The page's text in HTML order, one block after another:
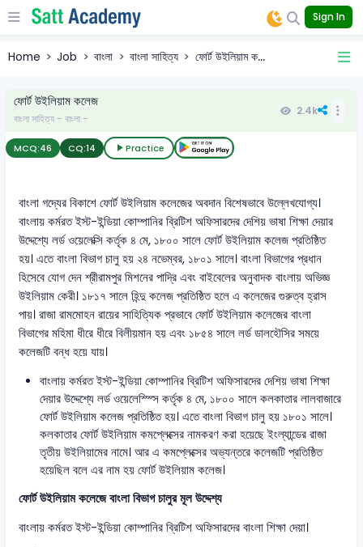
Sign In
Home Job বাংলা বাংলা সাহিত্য ফোর্ট উইলিয়াম ক...
ফোর্ট উইলিয়াম কলেজ
বাংলা সাহিত্য - বাংলা -
2.4k
MCQ:46 CQ:14 Practice
বাংলা গদ্যের বিকাশে ফোর্ট উইলিয়াম কলেজের অবদান বিশেষভাবে উল্লেখযোগ্য।
বাংলায় কর্মরত ইস্ট-ইন্ডিয়া কোম্পানির ব্রিটিশ অফিসারদের দেশিয় ভাষা শিক্ষা দেয়ার
উদ্দেশ্যে লর্ড ওয়েলেক্সি কর্তৃক ৪ মে, ১৮০০ সালে ফোর্ট উইলিয়াম কলেজ প্রতিষ্ঠিত
হয়। এতে বাংলা বিভাগ চালু হয় ২৪ নভেম্বর, ১৮০১ সালে। বাংলা বিভাগের প্রধান
হিসেবে যোগ দেন শ্রীরামপুর মিশনের পাদ্রি এবং বাইবেলের অনুবাদক বাংলায় অভিজ্ঞ
উইলিয়াম কেরী। ১৮১৭ সালে হিন্দু কলেজ প্রতিষ্ঠিত হলে এ কলেজের গুরুত্ব হ্রাস
পায়। রাজা রামমোহন রায়ের সাহিত্যিক প্রভাবে ফোর্ট উইলিয়াম কলেজের বাংলা
বিভাগের মহিমা ধীরে ধীরে বিলীয়মান হয় এবং ১৮৫৪ সালে লর্ড ডালহৌসির সময়ে
কলেজটি বন্ধ হয়ে যায়।
বাংলায় কর্মরত ইস্ট-ইন্ডিয়া কোম্পানির ব্রিটিশ অফিসারদের দেশিয় ভাষা শিক্ষা
দেয়ার উদ্দেশ্যে লর্ড ওয়েলেস্স্সি কর্তৃক ৪ মে, ১৮০০ সালে কলকাতার লালবাজারে
ফোর্ট উইলিয়াম কলেজ প্রতিষ্ঠিত হয়। এতে বাংলা বিভাগ চালু হয় ১৮০১ সালে।
কলকাতার ফোর্ট উইলিয়াম কমপ্লেক্সের নামকরণ করা হয়েছে ইংল্যান্ডের রাজা
তৃতীয় উইলিয়ামের নামে। আর এ কমপ্লেক্সের অভ্যন্তরে কলেজটি প্রতিষ্ঠিত
হয়েছিল বলে এর নাম হয় ফোর্ট উইলিয়াম কলেজ।
ফোর্ট উইলিয়াম কলেজে বাংলা বিভাগ চালুর মূল উদ্দেশ্য
বাংলায় কর্মরত ইস্ট-ইন্ডিয়া কোম্পানির ব্রিটিশ অফিসারদের বাংলা শিক্ষা দেয়া।